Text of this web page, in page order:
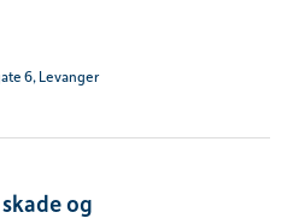
6, Levanger
og